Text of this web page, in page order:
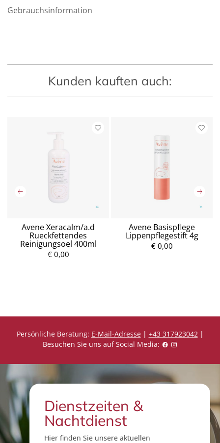
Gebrauchsinformation
Kunden kauften auch:
Avene Xeracalm/a.d
Rueckfettendes
Reinigungsoel 400ml
€ 0,00
Avene Basispflege
Lippenpflegestift 4g
€ 0,00
Persönliche Beratung: E-Mail-Adresse| +43 317923042|
Besuchen Sie uns auf Social Media:
Dienstzeiten &
Nachtdienst
Hier finden Sie unsere aktuellen